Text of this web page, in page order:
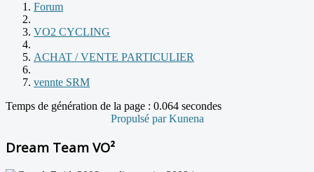
Forum
VO2 CYCLING
ACHAT / VENTE PARTICULIER
vennte SRM
Temps de génération de la page : 0.064 secondes
Propulsé parKunena
Dream Team VO²